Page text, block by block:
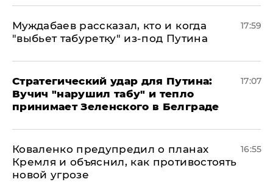
Муждабаев рассказал, кто и когда
"выбьет табуретку" из-под Путина
17:59
Стратегический удар для Путина:
Вучич "нарушил табу" и тепло
принимает Зеленского в Белграде
17:07
Коваленко предупредил о планах
Кремля и объяснил, как противостоять
новой угрозе
16:55